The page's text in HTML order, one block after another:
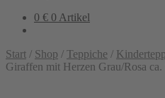
0 € 0 Artikel
Start / Shop / Teppiche /
Giraffen mit Herzen Grau/Rosa